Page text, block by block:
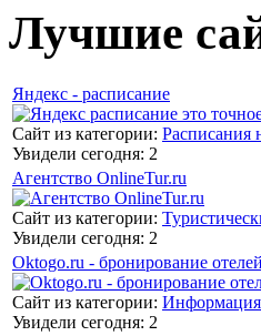
Лучшие
Яндекс - расписание
Сайт из категории: Расписания
Увидели сегодня: 2
Агентство OnlineTur.ru
Сайт из категории:
Увидели сегодня: 2
Oktogo.ru - бронирование
Сайт из категории: Информация
Увидели сегодня: 2